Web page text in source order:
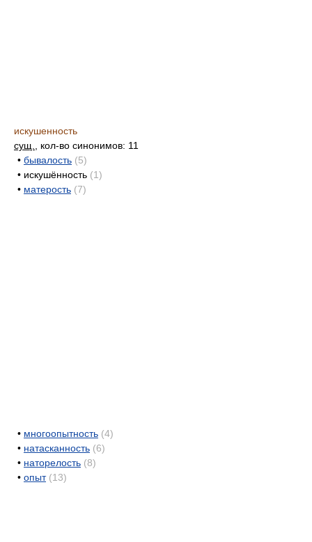
искушенность
сущ.
, кол-во синонимов: 11
• бывалость (5)
• искушённость (1)
• матерость (7)
• многоопытность (4)
• натасканность (6)
• наторелость (8)
• опыт (13)